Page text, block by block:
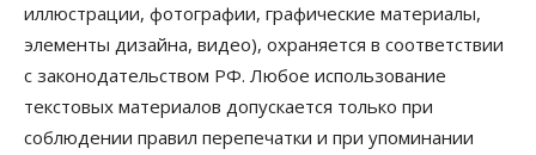
10 Августа 2026, 15:00
Общество Право&Порядок
Кафе японской кухни в Новосибирске закрыли на
45 дней
10 Августа 2026, 14:45
иллюстрации, фотографии, графические материалы,
элементы дизайна, видео), охраняется в соответствии
с законодательством РФ. Любое использование
текстовых материалов допускается только при
соблюдении правил перепечатки и при упоминании